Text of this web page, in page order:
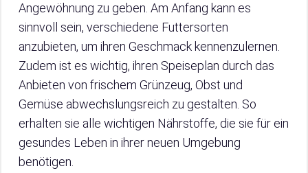
Angewöhnung zu geben. Am Anfang kann es
sinnvoll sein, verschiedene Futtersorten
anzubieten, um ihren Geschmack kennenzulernen.
Zudem ist es wichtig, ihren Speiseplan durch das
Anbieten von frischem Grünzeug, Obst und
Gemüse abwechslungsreich zu gestalten. So
erhalten sie alle wichtigen Nährstoffe, die sie für ein
gesundes Leben in ihrer neuen Umgebung
benötigen.